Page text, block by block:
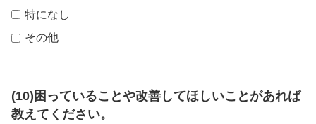
特になし
その他
(10)困っていることや改善してほしいことがあれば
教えてください。